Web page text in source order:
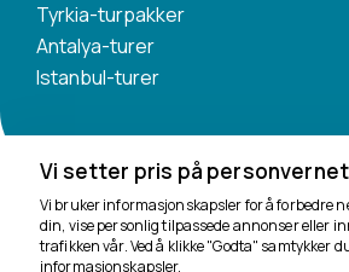
Tyrkia-turpakker
Antalya-turer
Istanbul-turer
Vi setter pris på
Vi bruker informasjonskapsler for å forbedre
din, vise personlig tilpassede annonser eller
trafikken vår. Ved å klikke "Godta" samtykker
informasjonskapsler.
Vi er her for å hjelpe